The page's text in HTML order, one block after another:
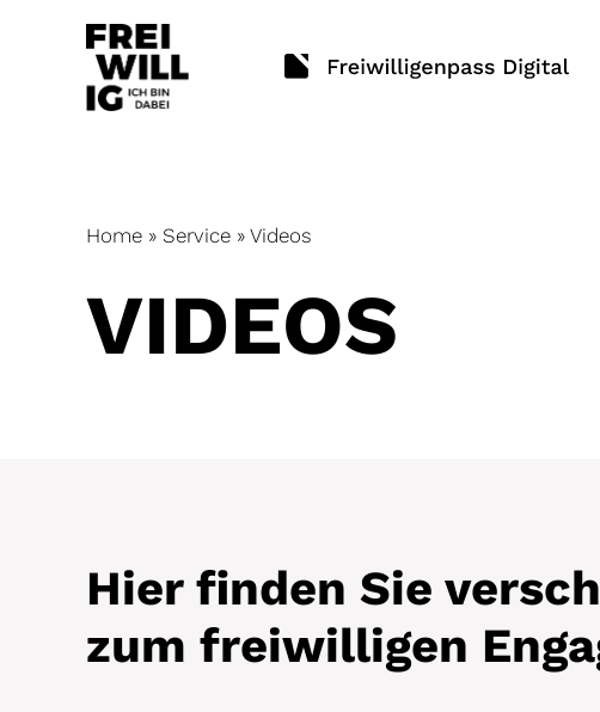
Home » Service » Videos
VIDEOS
Hier finden Sie
zum freiwilligen